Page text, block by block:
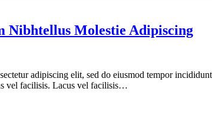
Nibhtellus Molestie Adipiscing
adipiscing elit, sed do eiusmod tempor
vel facilisis. Lacus vel facilisis…